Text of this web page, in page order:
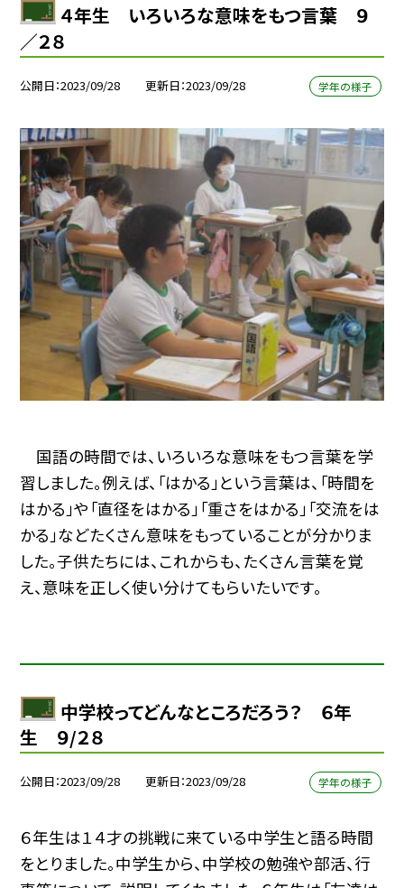
４年生 いろいろな意味をもつ言葉 ９
／２８
公開日 2023/09/28 更新日 2023/09/28 学年の様子
国語の時間では、いろいろな意味をもつ言葉を学
習しました。例えば、「はかる」という言葉は、「時間を
はかる」や「直径をはかる」「重さをはかる」「交流をは
かる」などたくさん意味をもっていることが分かりま
した。子供たちには、これからも、たくさん言葉を覚
え、意味を正しく使い分けてもらいたいです。
中学校ってどんなところだろう？ ６年
生 ９/２８
公開日 2023/09/28 更新日 2023/09/28 学年の様子
６年生は１４才の挑戦に来ている中学生と語る時間
をとりました。中学生から、中学校の勉強や部活、行